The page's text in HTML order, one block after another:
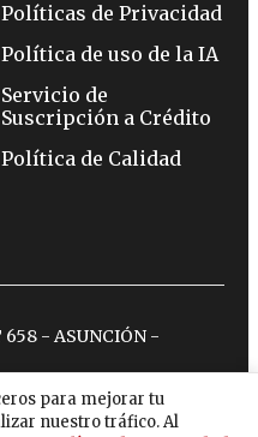
para mejorar tu
nuestro tráfico. Al
Políticas de Privacidad
Política de uso de la IA
Servicio de
Suscripción a Crédito
Política de Calidad
658 - ASUNCIÓN -